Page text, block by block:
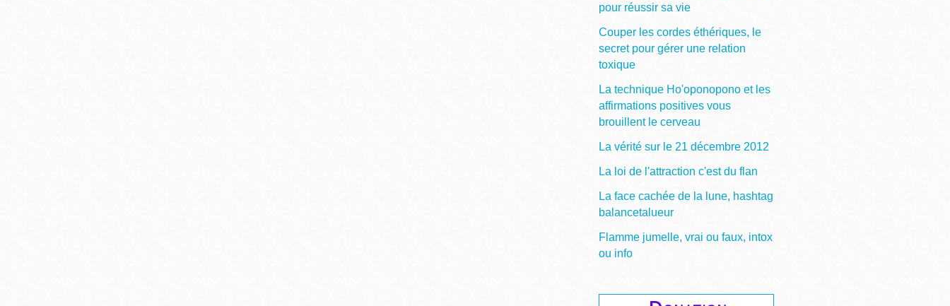
pour réussir sa vie
Couper les cordes éthériques, le
secret pour gérer une relation
toxique
La technique Ho'oponopono et les
affirmations positives vous
brouillent le cerveau
La vérité sur le 21 décembre 2012
La loi de l'attraction c'est du flan
La face cachée de la lune, hashtag
balancetalueur
Flamme jumelle, vrai ou faux, intox
ou info